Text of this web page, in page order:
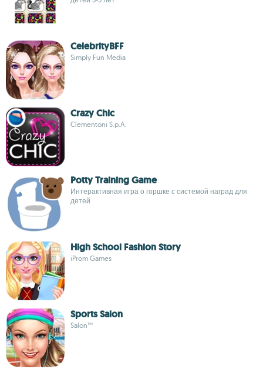
CelebrityBFF
Simply Fun Media
Crazy Chic
Clementoni S.p.A.
Potty Training Game
Интерактивная игра о горшке с системой наград для
детей
High School Fashion Story
iProm Games
Sports Salon
Salon™